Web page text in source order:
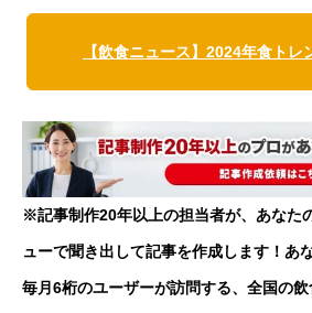
【飲食ニュース】2024年食トレ
※記事制作20年以上の担当者が、あなた
ューで聞き出して記事を作成します！あ
毎月6桁のユーザーが訪問する、全国の